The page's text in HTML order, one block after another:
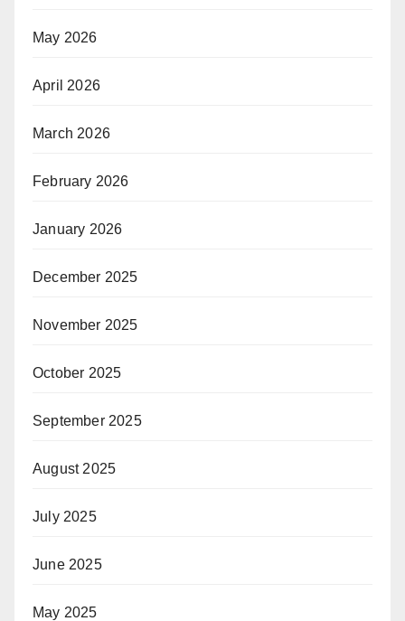
May 2026
April 2026
March 2026
February 2026
January 2026
December 2025
November 2025
October 2025
September 2025
August 2025
July 2025
June 2025
May 2025